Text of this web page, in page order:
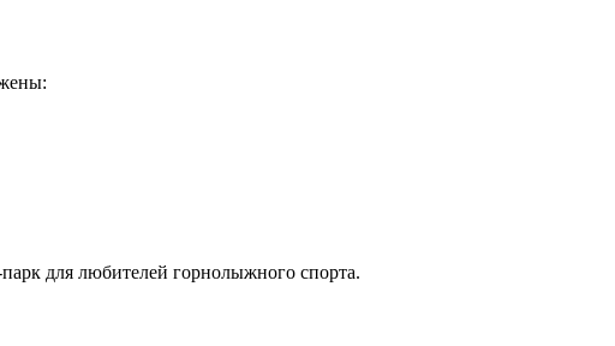
для любителей горнолыжного спорта.